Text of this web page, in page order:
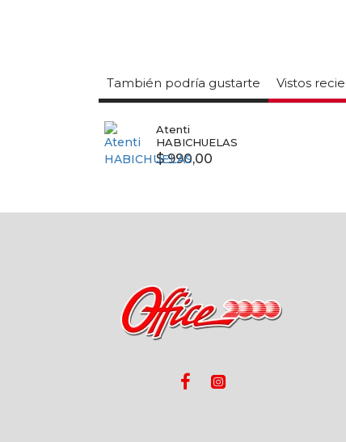
También podría gustarte Vistos
Atenti
HABICHUELAS
$ 990,00